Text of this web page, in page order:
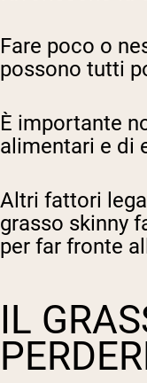
Fare poco o
possono tutti
È importante
alimentari e di
Altri fattori
grasso skinny
per far fronte
IL